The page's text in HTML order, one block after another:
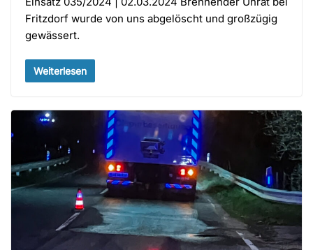
Fritzdorf wurde von uns abgelöscht und großzügig
gewässert.
Weiterlesen